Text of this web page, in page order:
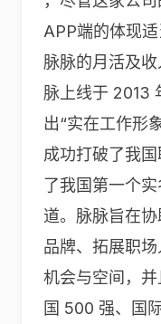
APP端的体现
脉脉的月活及
脉上线于 2013
出“实在工作形
成功打破了我
了我国第一个
道。脉脉旨在
品牌、拓展职
机会与空间，
国 500 强、国